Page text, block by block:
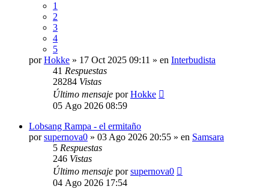
1
2
3
4
5
porHokke » 17 Oct 2025 09:11 » en Interbudista
41 Respuestas
28284 Vistas
Último mensaje porHokke
05 Ago 2026 08:59
Lobsang Rampa - el ermitaño
porsupernova0 » 03 Ago 2026 20:55 » en Samsara
5 Respuestas
246 Vistas
Último mensaje porsupernova0
04 Ago 2026 17:54